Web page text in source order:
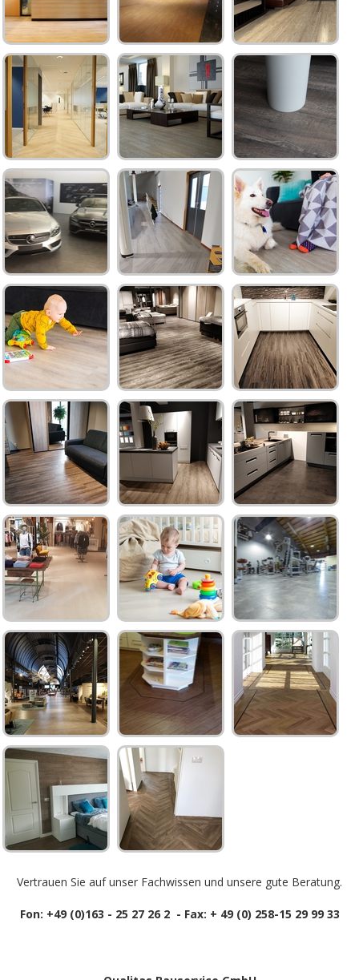
Vertrauen Sie auf unser Fachwissen und unsere gute Beratung.
Fon: +49 (0)163 - 25 27 26 2 - Fax: + 49 (0) 258-15 29 99 33